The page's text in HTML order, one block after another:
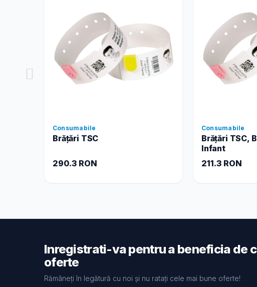
Consumabile
Brățări TSC
290.3 RON
Consumabile
Brățări TSC,
Infant
211.3 RON
Inregistrati-va pentru a beneficia de
oferte
Rămâneți în legătură cu noi și nu ratați cele mai bune oferte!